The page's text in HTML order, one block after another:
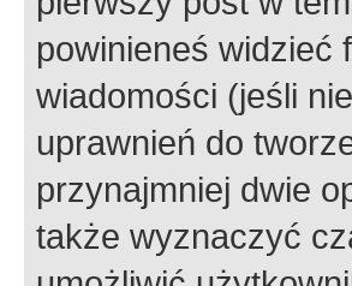
powinieneś widzieć
wiadomości (jeśli
uprawnień do
przynajmniej dwie
także wyznaczyć